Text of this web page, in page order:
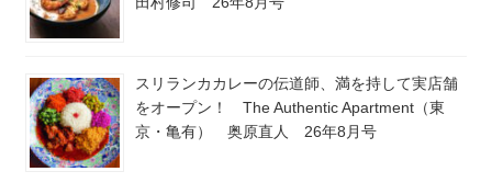
スリランカカレーの伝道師、満を持して実店舗
をオープン！ The Authentic Apartment（東
京・亀有） 奥原直人 26年8月号